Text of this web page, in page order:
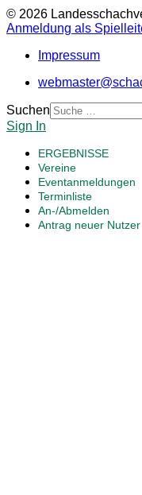
© 2026
Anmeldung als
Impressum
Suchen
Sign In
ERGEBNISSE
Vereine
Eventanmeldungen
Terminliste
An-/Abmelden
Antrag neuer Nutzer